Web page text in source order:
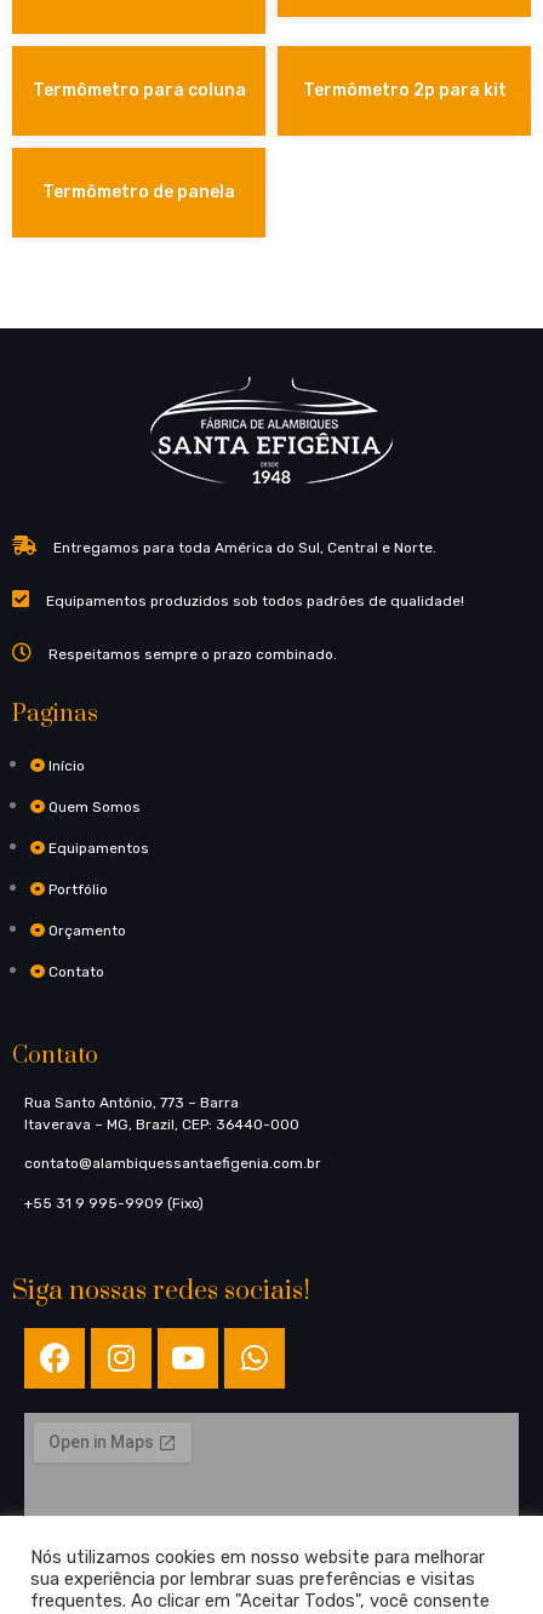
Termômetro para coluna Termômetro 2p para kit
Termômetro de panela
Entregamos para toda América do Sul, Central e Norte.
Equipamentos produzidos sob todos padrões de qualidade!
Respeitamos sempre o prazo combinado.
Paginas
Início
Quem Somos
Equipamentos
Portfólio
Orçamento
Contato
Contato
Rua Santo Antônio, 773​ – Barra
Itaverava – MG, Brazil, CEP: 36440-000
contato@alambiquessantaefigenia.com.br
+55 31 9 995-9909 (Fixo)
Siga nossas redes sociais!
Nós utilizamos cookies em nosso website para melhorar
sua experiência por lembrar suas preferências e visitas
frequentes. Ao clicar em "Aceitar Todos", você consente